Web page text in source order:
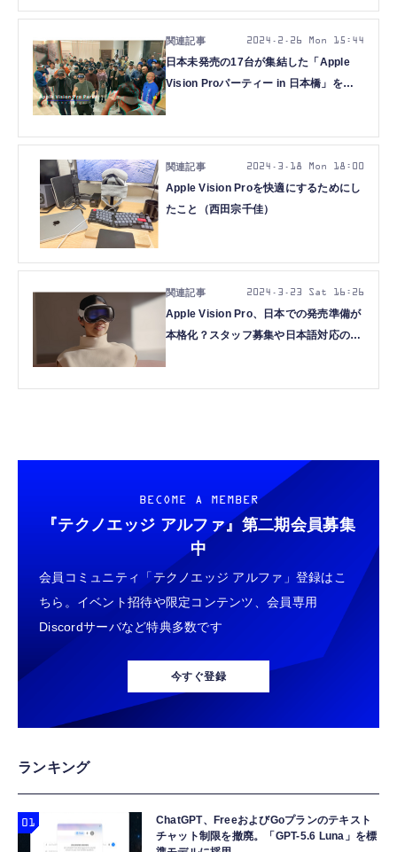
日本未発売の17台が集結した「Apple
Vision Proパーティー in 日本橋」を空
2024.2.26 Mon 15:44
Apple Vision Proを快適にするためにし
たこと（西田宗千佳）
2024.3.18 Mon 18:00
Apple Vision Pro、日本での発売準備が
本格化？スタッフ募集や日本語対応の手
2024.3.23 Sat 16:26
BECOME A MEMBER
『テクノエッジ アルファ』 第二期会員募集
中
会員コミュニティ「テクノエッジ アルファ」登録はこ
ちら。イベント招待や限定コンテンツ、会員専用
Discordサーバなど特典多数です
今すぐ登録
ランキング
ChatGPT、FreeおよびGoプランのテキスト
チャット制限を撤廃。「GPT-5.6 Luna」を標